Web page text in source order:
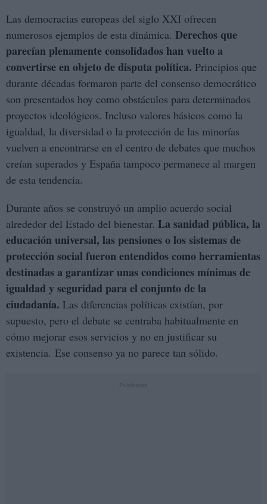
Las democracias europeas del siglo XXI ofrecen
numerosos ejemplos de esta dinámica. Derechos que
parecían plenamente consolidados han vuelto a
convertirse en objeto de disputa política. Principios que
durante décadas formaron parte del consenso democrático
son presentados hoy como obstáculos para determinados
proyectos ideológicos. Incluso valores básicos como la
igualdad, la diversidad o la protección de las minorías
vuelven a encontrarse en el centro de debates que muchos
creían superados y España tampoco permanece al margen
de esta tendencia.
Durante años se construyó un amplio acuerdo social
alrededor del Estado del bienestar. La sanidad pública, la
educación universal, las pensiones o los sistemas de
protección social fueron entendidos como herramientas
destinadas a garantizar unas condiciones mínimas de
igualdad y seguridad para el conjunto de la
ciudadanía. Las diferencias políticas existían, por
supuesto, pero el debate se centraba habitualmente en
cómo mejorar esos servicios y no en justificar su
existencia. Ese consenso ya no parece tan sólido.